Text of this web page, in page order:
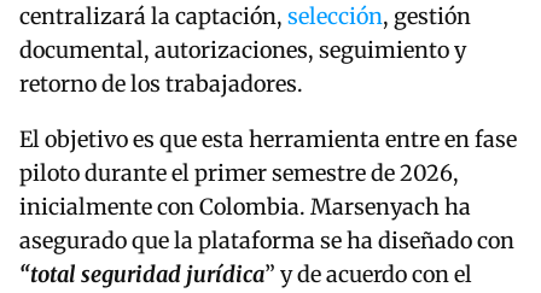
centralizará la captación, selección, gestión
documental, autorizaciones, seguimiento y
retorno de los trabajadores.
El objetivo es que esta herramienta entre en fase
piloto durante el primer semestre de 2026,
inicialmente con Colombia. Marsenyach ha
asegurado que la plataforma se ha diseñado con
“total seguridad jurídica” y de acuerdo con el